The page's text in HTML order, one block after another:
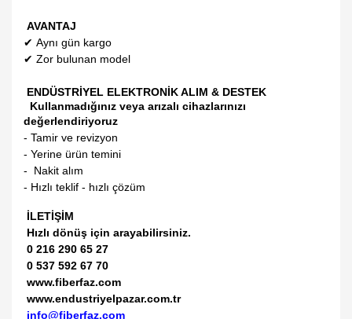
AVANTAJ
✔ Aynı gün kargo
✔ Zor bulunan model
ENDÜSTRİYEL ELEKTRONİK ALIM & DESTEK
Kullanmadığınız veya arızalı cihazlarınızı
değerlendiriyoruz
- Tamir ve revizyon
- Yerine ürün temini
- Nakit alım
- Hızlı teklif - hızlı çözüm
İLETİŞİM
Hızlı dönüş için arayabilirsiniz.
0 216 290 65 27
0 537 592 67 70
www.fiberfaz.com
www.endustriyelpazar.com.tr
info@fiberfaz.com